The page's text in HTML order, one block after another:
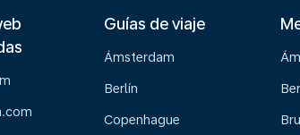
Guías de viaje
Ámsterdam
Berlín
Copenhague